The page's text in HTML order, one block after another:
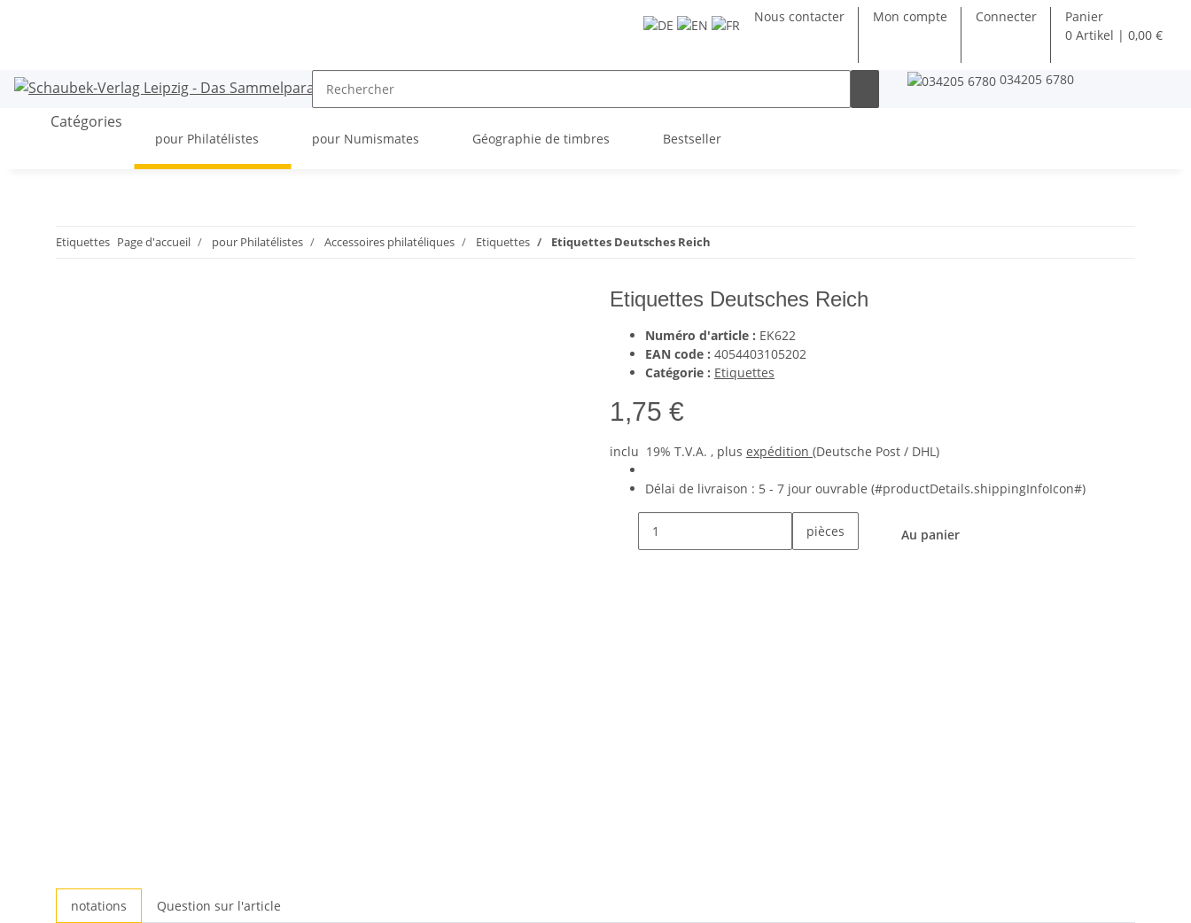
Nous contacter Mon compte Connecter
Panier
0 Artikel | 0,00 €
034205 6780
Catégories
pour Philatélistes pour Numismates Géographie de timbres Bestseller
Etiquettes Page d'accueil pour Philatélistes Accessoires philatéliques Etiquettes Etiquettes Deutsches Reich
Etiquettes Deutsches Reich
Numéro d'article : EK622
EAN code : 4054403105202
Catégorie : Etiquettes
1,75 €
inclu 19% T.V.A. , plus expédition (Deutsche Post / DHL)
Délai de livraison : 5 - 7 jour ouvrable (#productDetails.shippingInfoIcon#)
pièces Au panier
notations
Question sur l'article